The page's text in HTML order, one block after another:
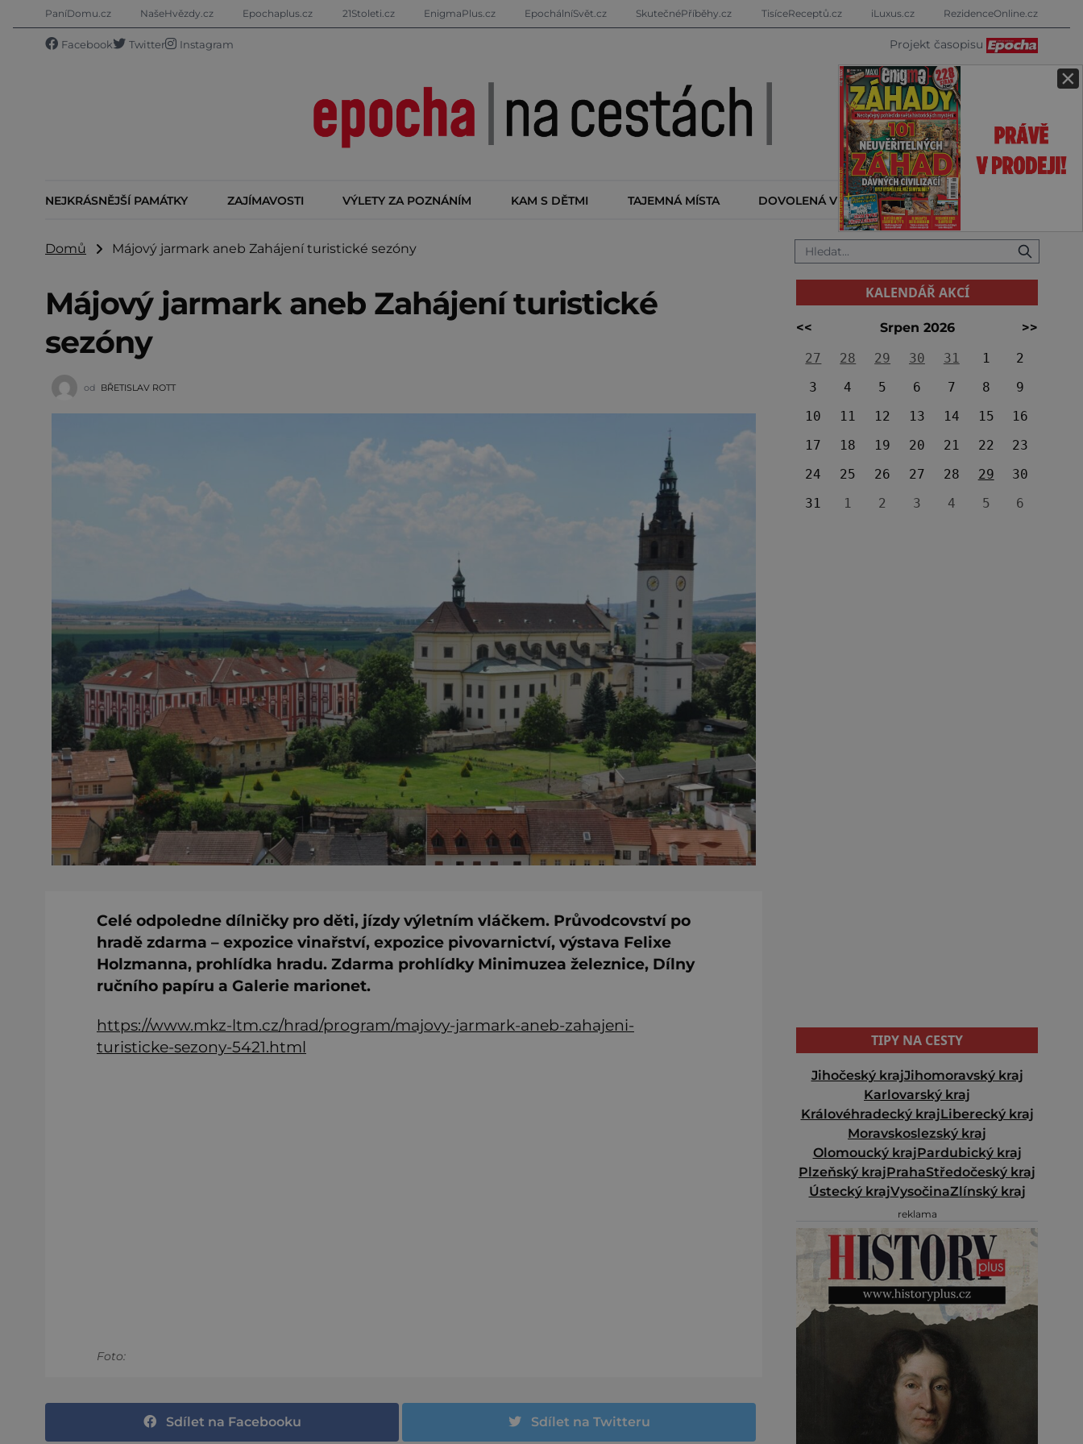
×
PaníDomu.cz NašeHvězdy.cz Epochaplus.cz 21Stoleti.cz EnigmaPlus.cz EpochálníSvět.cz SkutečnéPříběhy.cz TisíceReceptů.cz iLuxus.cz RezidenceOnline.cz
Facebook Twitter Instagram Projekt časopisu
NEJKRÁSNĚJŠÍ PAMÁTKY ZAJÍMAVOSTI VÝLETY ZA POZNÁNÍM KAM S DĚTMI TAJEMNÁ MÍSTA DOVOLENÁ V ZAHRANIČÍ KALENDÁŘ AKCÍ
Domů Májový jarmark aneb Zahájení turistické sezóny
Májový jarmark aneb Zahájení turistické
sezóny
od BŘETISLAV ROTT
Celé odpoledne dílničky pro děti, jízdy výletním vláčkem. Průvodcovství po
hradě zdarma – expozice vinařství, expozice pivovarnictví, výstava Felixe
Holzmanna, prohlídka hradu. Zdarma prohlídky Minimuzea železnice, Dílny
ručního papíru a Galerie marionet.
https://www.mkz-ltm.cz/hrad/program/majovy-jarmark-aneb-zahajeni-
turisticke-sezony-5421.html
Foto:
Sdílet na Facebooku Sdílet na Twitteru
KALENDÁŘ AKCÍ
<< Srpen 2026
>>
27
28 29 30 31 1
2
3
4 5 6 7 8
9
10
11 12 13 14 15
16
17
18 19 20 21 22
23
24
25 26 27 28 29
30
31
1 2 3 4 5 6
TIPY NA CESTY
Jihočeský krajJihomoravský kraj
Karlovarský kraj
Královéhradecký krajLiberecký kraj
Moravskoslezský kraj
Olomoucký krajPardubický kraj
Plzeňský krajPrahaStředočeský kraj
Ústecký krajVysočinaZlínský kraj
reklama